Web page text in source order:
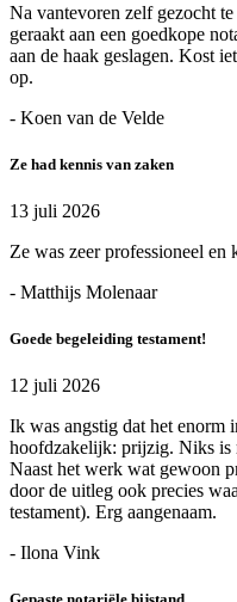
Na vantevoren zelf gezocht
geraakt aan een goedkope
aan de haak geslagen. Kost
op.
- Koen van de Velde
Ze had kennis van zaken
13 juli 2026
Ze was zeer professioneel
- Matthijs Molenaar
Goede begeleiding testament!
12 juli 2026
Ik was angstig dat het enorm
hoofdzakelijk: prijzig. Niks is
Naast het werk wat gewoon
door de uitleg ook precies
testament). Erg aangenaam.
- Ilona Vink